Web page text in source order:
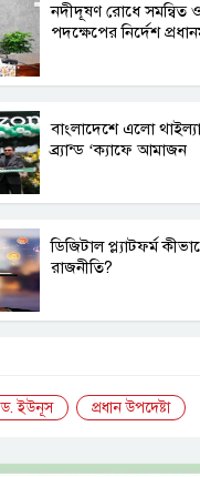
নদীদূষণ রোধে সমন্বিত
পদক্ষেপের নির্দেশ
বাংলাদেশে এলো
ব্র্যান্ড ‘ক্যাফে আমাজন
ডিজিটাল প্ল্যাটফর্ম
রাজনীতি?
ড. ইউনূস প্রধান উপদেষ্টা